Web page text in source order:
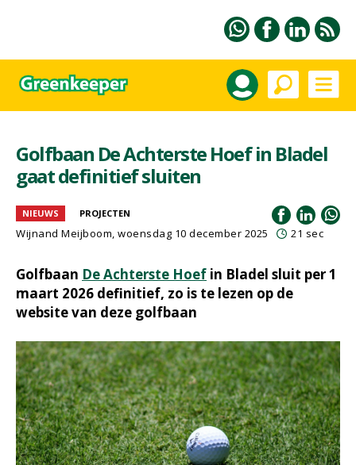
Golfbaan De Achterste Hoef in Bladel
gaat definitief sluiten
NIEUWS PROJECTEN
Wijnand Meijboom, woensdag 10 december 2025 21 sec
Golfbaan De Achterste Hoef in Bladel sluit per 1
maart 2026 definitief, zo is te lezen op de
website van deze golfbaan